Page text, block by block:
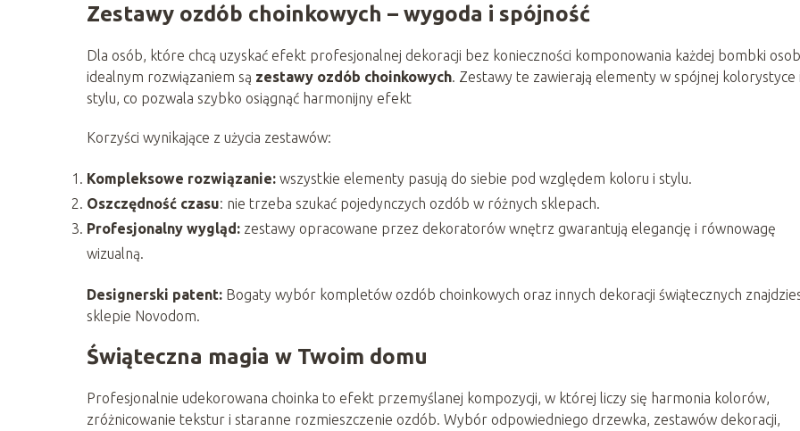
Zestawy ozdób choinkowych – wygoda i spójność
Dla osób, które chcą uzyskać efekt profesjonalnej dekoracji bez konieczności komponowania każdej bombki
idealnym rozwiązaniem są zestawy ozdób choinkowych. Zestawy te zawierają elementy w spójnej kolorystyce
stylu, co pozwala szybko osiągnąć harmonijny efekt
Korzyści wynikające z użycia zestawów:
Kompleksowe rozwiązanie: wszystkie elementy pasują do siebie pod względem koloru i stylu.
Oszczędność czasu: nie trzeba szukać pojedynczych ozdób w różnych sklepach.
Profesjonalny wygląd: zestawy opracowane przez dekoratorów wnętrz gwarantują elegancję i równowagę
wizualną.
Designerski patent: Bogaty wybór kompletów ozdób choinkowych oraz innych dekoracji świątecznych
sklepie Novodom.
Świąteczna magia w Twoim domu
Profesjonalnie udekorowana choinka to efekt przemyślanej kompozycji, w której liczy się harmonia kolorów,
zróżnicowanie tekstur i staranne rozmieszczenie ozdób. Wybór odpowiedniego drzewka, zestawów dekoracji,